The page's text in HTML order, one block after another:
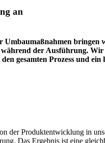
an
Umbaumaßnahmen
während der Ausführung.
gesamten Prozess und ein
der Produktentwicklung in
Das Ergebnis ist eine